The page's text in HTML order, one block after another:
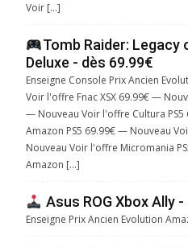
Voir […]
Tomb Raider: Legacy
Deluxe - dès 69.99€
Enseigne Console Prix Ancien
Voir l'offre Fnac XSX 69.99€ —
— Nouveau Voir l'offre Cultura
Amazon PS5 69.99€ — Nouveau
Nouveau Voir l'offre Micromania
Amazon […]
Asus ROG Xbox Ally
Enseigne Prix Ancien Evolution